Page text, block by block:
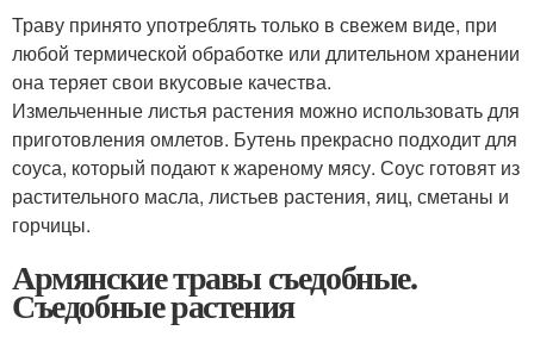
Траву принято употреблять только в свежем виде, при
любой термической обработке или длительном хранении
она теряет свои вкусовые качества.
Измельченные листья растения можно использовать для
приготовления омлетов. Бутень прекрасно подходит для
соуса, который подают к жареному мясу. Соус готовят из
растительного масла, листьев растения, яиц, сметаны и
горчицы.
Армянские травы съедобные.
Съедобные растения